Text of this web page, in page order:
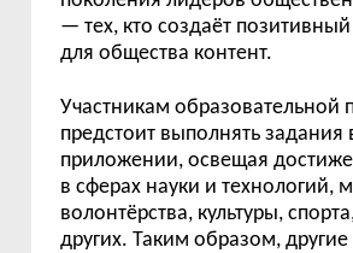
— тех, кто создаёт
для общества контент.
Участникам образовательной
предстоит выполнять
приложении, освещая
в сферах науки и технологий,
волонтёрства, культуры,
других. Таким образом, другие